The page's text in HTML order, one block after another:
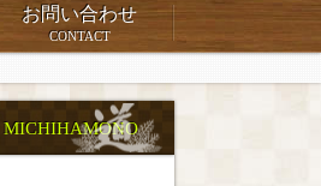
お問い合わせ
CONTACT
MICHIHAMONO